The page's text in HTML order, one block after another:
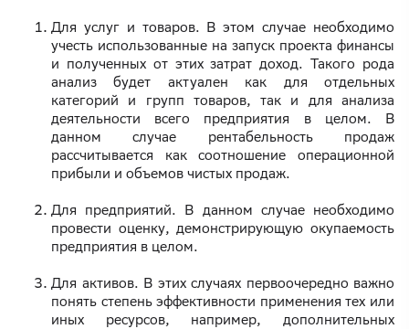
Для услуг и товаров. В этом случае необходимо
учесть использованные на запуск проекта финансы
и полученных от этих затрат доход. Такого рода
анализ будет актуален как для отдельных
категорий и групп товаров, так и для анализа
деятельности всего предприятия в целом. В
данном случае рентабельность продаж
рассчитывается как соотношение операционной
прибыли и объемов чистых продаж.
Для предприятий. В данном случае необходимо
провести оценку, демонстрирующую окупаемость
предприятия в целом.
Для активов. В этих случаях первоочередно важно
понять степень эффективности применения тех или
иных ресурсов, например, дополнительных